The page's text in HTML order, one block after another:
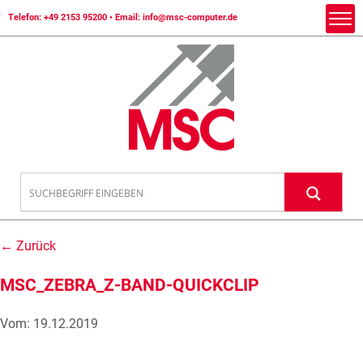
Telefon: +49 2153 95200 • Email: info@msc-computer.de
← Zurück
MSC_ZEBRA_Z-BAND-QUICKCLIP
Vom: 19.12.2019